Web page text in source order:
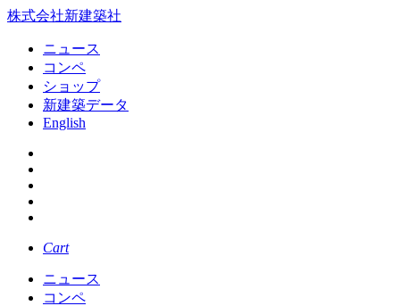
株式会社新建築社
ニュース
コンペ
ショップ
新建築データ
English
Cart
ニュース
コンペ